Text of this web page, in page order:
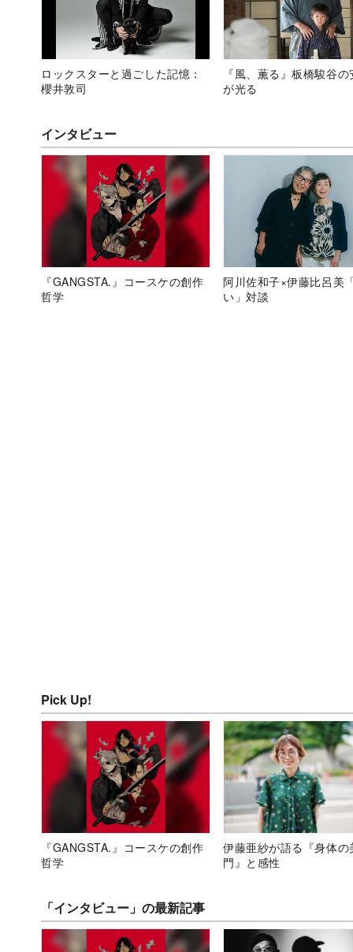
ロックスターと過ごした記憶：
櫻井敦司
『風、薫る』板橋駿谷
が光る
インタビュー
『GANGSTA.』コースケの創作
哲学
阿川佐和子×伊藤比呂美
い」対談
Pick Up!
『GANGSTA.』コースケの創作
哲学
伊藤亜紗が語る『身体の
門』と感性
「インタビュー」の最新記事